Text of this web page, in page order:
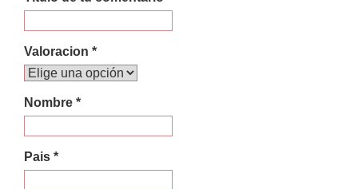
Valoracion *
Nombre *
Pais *